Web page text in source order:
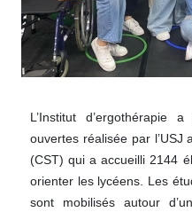
L’Institut
ouvertes réalisée par l’USJ
(CST) qui a accueilli 2144
orienter les lycéens. Les
sont mobilisés autour